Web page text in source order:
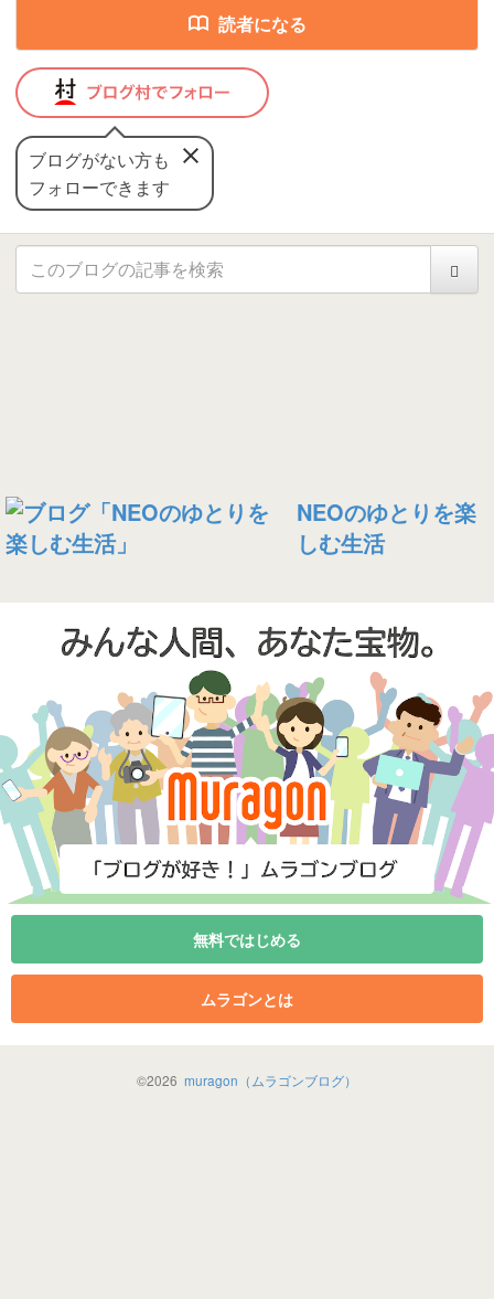
読者になる
ブログがない方も
フォローできます
NEOのゆとりを楽
しむ生活
無料ではじめる
ムラゴンとは
©2026 muragon（ムラゴンブログ）